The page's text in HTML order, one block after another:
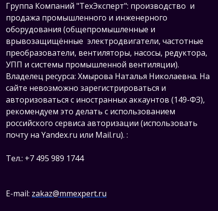
Группа Компаний "ТехЭксперт": производство и
продажа промышленного и инженерного
оборудования (общепромышленные и
врывозащищённые электродвигатели, частотные
преобразователи, вентиляторы, насосы, редуктора,
УПП и системы промышленной вентиляции).
Владелец ресурса: Хмырова Наталья Николаевна. На
сайте невозможно зарегистрироваться и
авторизоваться с иностранных аккаунтов (149-ФЗ),
рекомендуем это делать с использованием
российского сервиса авторизации (использовать
почту на Yandex.ru или Mail.ru). :
Тел.: +7 495 989 1744
E-mail: zakaz@mmexpert.ru